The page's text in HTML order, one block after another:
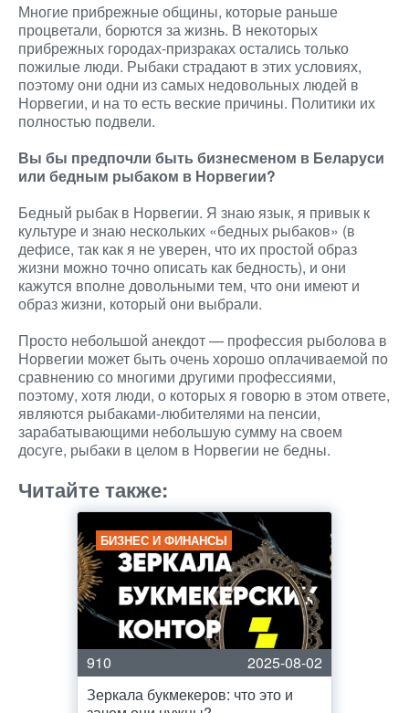
Многие прибрежные общины, которые раньше
процветали, борются за жизнь. В некоторых
прибрежных городах-призраках остались только
пожилые люди. Рыбаки страдают в этих условиях,
поэтому они одни из самых недовольных людей в
Норвегии, и на то есть веские причины. Политики их
полностью подвели.
Вы бы предпочли быть бизнесменом в Беларуси
или бедным рыбаком в Норвегии?
Бедный рыбак в Норвегии. Я знаю язык, я привык к
культуре и знаю нескольких «бедных рыбаков» (в
дефисе, так как я не уверен, что их простой образ
жизни можно точно описать как бедность), и они
кажутся вполне довольными тем, что они имеют и
образ жизни, который они выбрали.
Просто небольшой анекдот — профессия рыболова в
Норвегии может быть очень хорошо оплачиваемой по
сравнению со многими другими профессиями,
поэтому, хотя люди, о которых я говорю в этом ответе,
являются рыбаками-любителями на пенсии,
зарабатывающими небольшую сумму на своем
досуге, рыбаки в целом в Норвегии не бедны.
Читайте также:
БИЗНЕС И ФИНАНСЫ
910
2025-08-02
Зеркала букмекеров: что это и